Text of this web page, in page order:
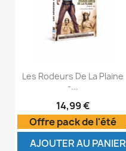
Les Rodeurs De La Plaine
-...
14,99 €
Offre pack de l'été
AJOUTER AU PANIER